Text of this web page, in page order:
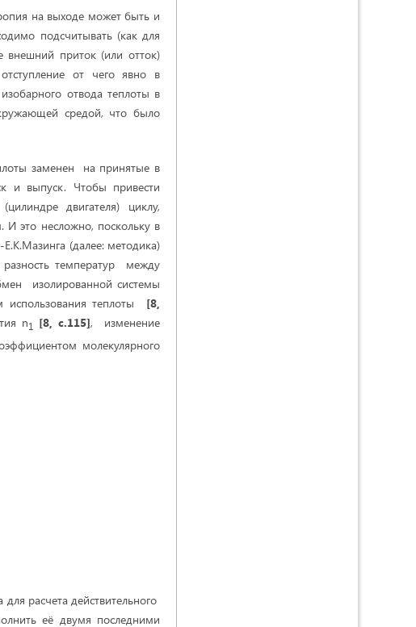
на выходе может быть и
подсчитывать (как для
внешний приток (или отток)
от чего явно в
отвода теплоты в
средой, что было
заменен на принятые в
и выпуск. Чтобы привести
двигателя) циклу,
это несложно, поскольку в
(далее: методика)
температур
между
изолированной системы
использования теплоты [8,
n1 [8, с.115],
изменение
молекулярного
расчета действительного
её двумя последними